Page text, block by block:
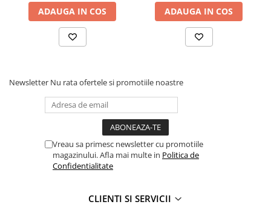
Rampe luminoase girofar
Rezistoare CANBUS LED
camion
Veste Reflectorizante de Avertizare
Capace piulite
Deflectoare geam
direct pe site și adaugă funcționalitate și stil mașinii tale!
ADAUGA IN COS ADAUGA IN COS
Newsletter Nu rata ofertele si promotiile noastre
Vreau sa primesc newsletter cu promotiile
magazinului. Afla mai multe in Politica de
Confidentialitate
CLIENTI SI SERVICII